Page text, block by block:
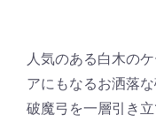
人気のある白木の
アにもなるお洒落
破魔弓を一層引き立